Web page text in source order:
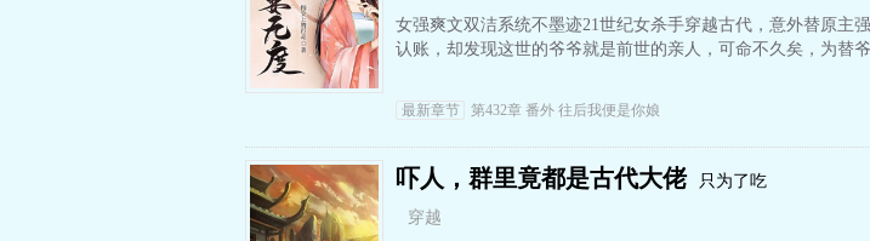
女强爽文双洁系统不墨迹21世纪女杀手穿越古代，意外替原主
认账，却发现这世的爷爷就是前世的亲人，可命不久矣，为替
最新章节 第432章 番外 往后我便是你娘
吓人，群里竟都是古代大佬
只为了吃
穿越